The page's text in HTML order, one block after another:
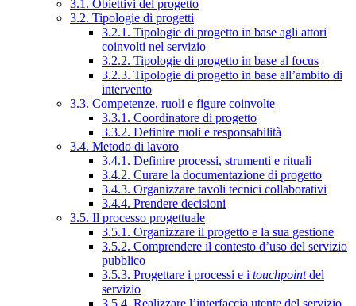
3.1. Obiettivi del progetto
3.2. Tipologie di progetti
3.2.1. Tipologie di progetto in base agli attori
coinvolti nel servizio
3.2.2. Tipologie di progetto in base al focus
3.2.3. Tipologie di progetto in base all’ambito di
intervento
3.3. Competenze, ruoli e figure coinvolte
3.3.1. Coordinatore di progetto
3.3.2. Definire ruoli e responsabilità
3.4. Metodo di lavoro
3.4.1. Definire processi, strumenti e rituali
3.4.2. Curare la documentazione di progetto
3.4.3. Organizzare tavoli tecnici collaborativi
3.4.4. Prendere decisioni
3.5. Il processo progettuale
3.5.1. Organizzare il progetto e la sua gestione
3.5.2. Comprendere il contesto d’uso del servizio
pubblico
3.5.3. Progettare i processi e i touchpointdel
servizio
3.5.4. Realizzare l’interfaccia utente del servizio